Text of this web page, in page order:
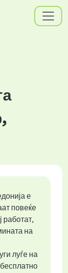
е
повеќе
работат,
на
луѓе на